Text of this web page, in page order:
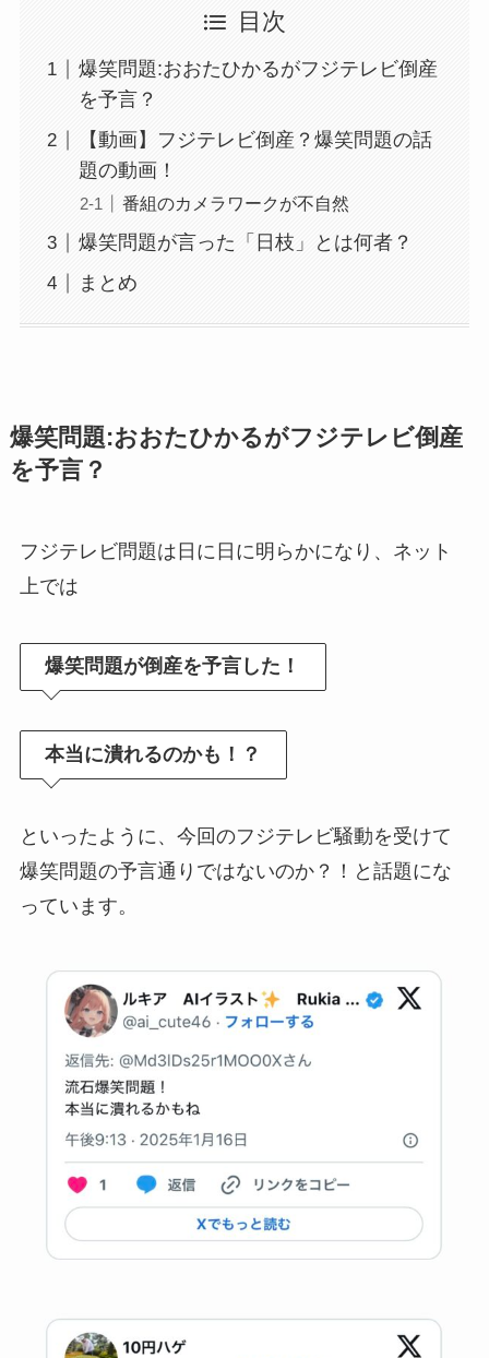
目次
爆笑問題:おおたひかるがフジテレビ倒産
を予言？
【動画】フジテレビ倒産？爆笑問題の話
題の動画！
番組のカメラワークが不自然
爆笑問題が言った「日枝」とは何者？
まとめ
爆笑問題:おおたひかるがフジテレビ倒産
を予言？
フジテレビ問題は日に日に明らかになり、ネット
上では
爆笑問題が倒産を予言した！
本当に潰れるのかも！？
といったように、今回のフジテレビ騒動を受けて
爆笑問題の予言通りではないのか？！と話題にな
っています。